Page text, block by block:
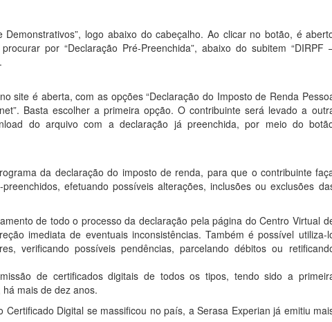
logo abaixo do cabeçalho. Ao clicar no botão, é
por “Declaração Pré-Preenchida”, abaixo do subitem “DIRPF
site é aberta, com as opções “Declaração do Imposto de Renda
Basta escolher a primeira opção. O contribuinte será levado a
do arquivo com a declaração já preenchida, por meio do
da declaração do imposto de renda, para que o contribuinte
efetuando possíveis alterações, inclusões ou exclusões
de todo o processo da declaração pela página do Centro Virtual
imediata de eventuais inconsistências. Também é possível utiliza-
verificando possíveis pendências, parcelando débitos ou
de certificados digitais de todos os tipos, tendo sido a
mais de dez anos.
Digital se massificou no país, a Serasa Experian já emitiu